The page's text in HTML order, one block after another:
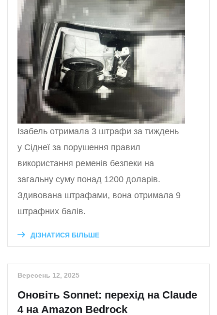
Ізабель отримала 3 штрафи за тиждень
у Сіднеї за порушення правил
використання ременів безпеки на
загальну суму понад 1200 доларів.
Здивована штрафами, вона отримала 9
штрафних балів.
ДІЗНАТИСЯ БІЛЬШЕ
Вересень 12, 2025
Оновіть Sonnet: перехід на Claude
4 на Amazon Bedrock